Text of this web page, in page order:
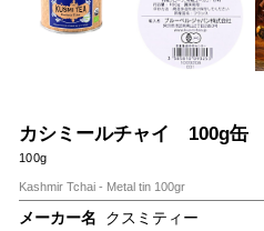
カシミールチャイ 100g缶
100g
Kashmir Tchai - Metal tin 100gr
メーカー名
クスミティー